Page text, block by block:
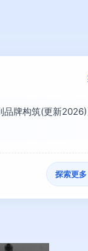
牌构筑(更新2026)
探索更